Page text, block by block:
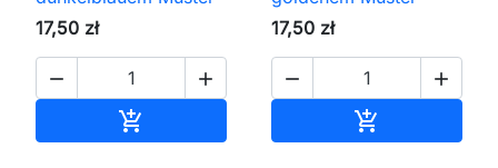
17,50 zł
 

17,50 zł
 
